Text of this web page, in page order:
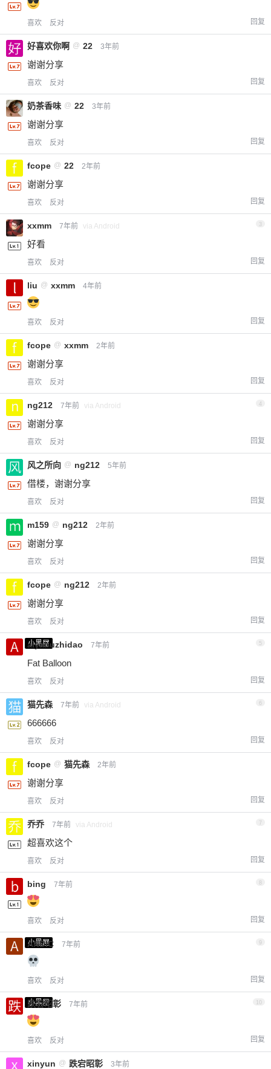
喜欢 反对 回复
好喜欢你啊 @ 22 3年前
谢谢分享
喜欢 反对 回复
奶茶香味 @ 22 3年前
谢谢分享
喜欢 反对 回复
fcope @ 22 2年前
谢谢分享
喜欢 反对 回复
xxmm 7年前 via Android 3
好看
喜欢 反对 回复
liu @ xxmm 4年前
喜欢 反对 回复
fcope @ xxmm 2年前
谢谢分享
喜欢 反对 回复
ng212 7年前 via Android 4
谢谢分享
喜欢 反对 回复
风之所向 @ ng212 5年前
借楼，谢谢分享
喜欢 反对 回复
m159 @ ng212 2年前
谢谢分享
喜欢 反对 回复
fcope @ ng212 2年前
谢谢分享
喜欢 反对 回复
小黑屋
aiyabuzhidao 7年前 5
Fat Balloon
喜欢 反对 回复
猫先森 7年前 via Android
666666
喜欢 反对 回复
fcope @ 猫先森 2年前
谢谢分享
喜欢 反对 回复
乔乔 7年前 via Android 7
超喜欢这个
喜欢 反对 回复
bing 7年前
喜欢 反对 回复
小黑屋
ANDIC 7年前 9
喜欢 反对 回复
小黑屋
跌宕昭彰 7年前
喜欢 反对 回复
xinyun @ 跌宕昭彰 3年前